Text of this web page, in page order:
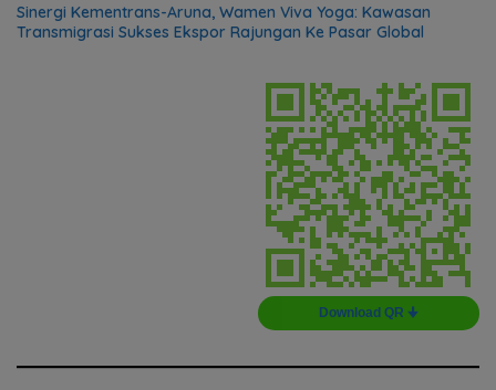
Sinergi Kementrans-Aruna, Wamen Viva Yoga: Kawasan
Transmigrasi Sukses Ekspor Rajungan Ke Pasar Global
Download QR 🠋